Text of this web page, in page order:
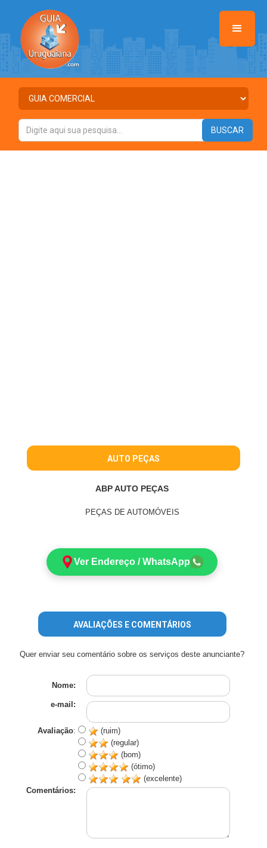
AUTO PEÇAS
ABP AUTO PEÇAS
PEÇAS DE AUTOMÓVEIS
Ver Endereço / WhatsApp
AVALIAÇÕES E COMENTÁRIOS
Quer enviar seu comentário sobre os serviços deste anunciante?
Nome:
e-mail:
Avaliação:
(ruim)
(regular)
(bom)
(ótimo)
(excelente)
Comentários: